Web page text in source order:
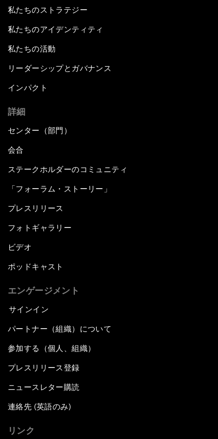
私たちのストラテジー
私たちのアイデンティティ
私たちの活動
リーダーシップとガバナンス
インパクト
詳細
センター（部門）
会合
ステークホルダーのコミュニティ
「フォーラム・ストーリー」
プレスリリース
フォトギャラリー
ビデオ
ポッドキャスト
エンゲージメント
サインイン
パートナー（組織）について
参加する（個人、組織）
プレスリリース登録
ニュースレター購読
連絡先 (英語のみ)
リンク